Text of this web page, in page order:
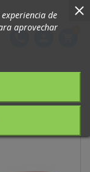
de
aprovechar